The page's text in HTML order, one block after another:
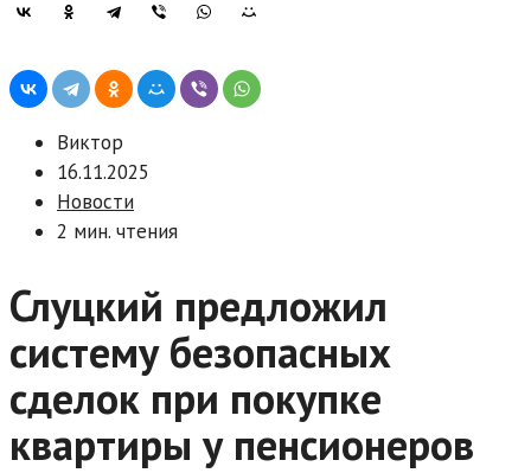
Виктор
16.11.2025
Новости
2 мин. чтения
Слуцкий предложил
систему безопасных
сделок при покупке
квартиры у пенсионеров